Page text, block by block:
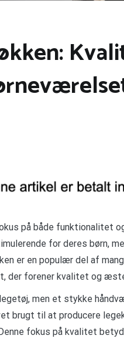
på både funktionalitet
for deres børn,
er en populær del af
der forener kvalitet og
men et stykke
brugt til at producere
fokus på kvalitet